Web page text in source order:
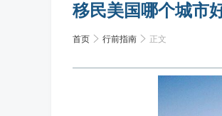
移民美国哪个城市
首页 行前指南 正文